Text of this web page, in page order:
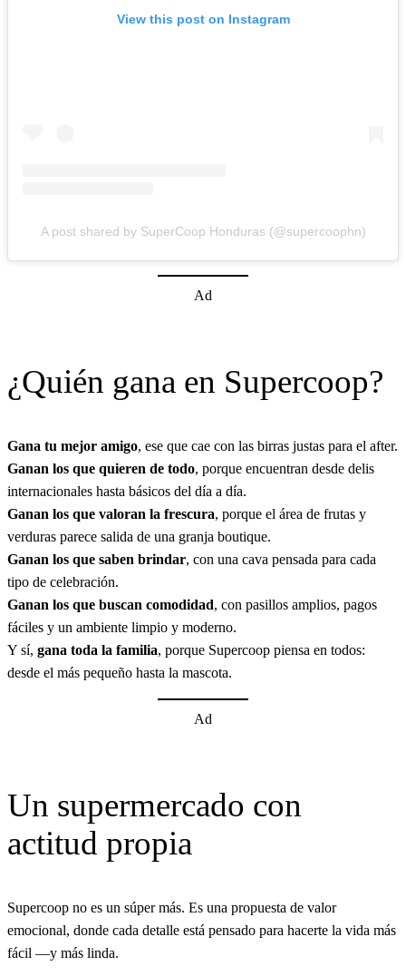
View this post on Instagram
A post shared by SuperCoop Honduras (@supercoophn)
Ad
¿Quién gana en Supercoop?
Gana tu mejor amigo, ese que cae con las birras justas para el after.
Ganan los que quieren de todo, porque encuentran desde delis
internacionales hasta básicos del día a día.
Ganan los que valoran la frescura, porque el área de frutas y
verduras parece salida de una granja boutique.
Ganan los que saben brindar, con una cava pensada para cada
tipo de celebración.
Ganan los que buscan comodidad, con pasillos amplios, pagos
fáciles y un ambiente limpio y moderno.
Y sí, gana toda la familia, porque Supercoop piensa en todos:
desde el más pequeño hasta la mascota.
Ad
Un supermercado con
actitud propia
Supercoop no es un súper más. Es una propuesta de valor
emocional, donde cada detalle está pensado para hacerte la vida más
fácil —y más linda.